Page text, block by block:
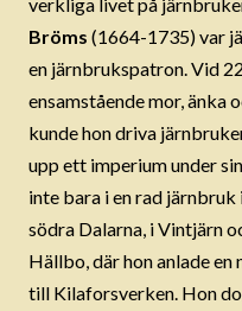
Bröms (1664-1735) var
en järnbrukspatron. Vid
ensamstående mor, änka
kunde hon driva
upp ett imperium under
inte bara i en rad
södra Dalarna, i Vintjärn
Hällbo, där hon anlade en
till Kilaforsverken. Hon